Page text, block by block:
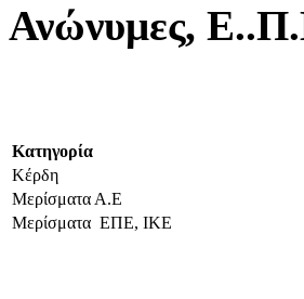
Ανώνυμες,
Κατηγορία
Κέρδη
Μερίσματα Α.Ε
Μερίσματα ΕΠΕ, ΙΚΕ